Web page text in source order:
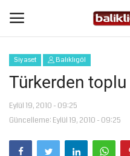
Giriş Yap
Anasayfa
Köşe Yazıları
Siyaset Balıklıgöl
Türkerden
Eylül 19, 2010 - 09:25
Güncelleme: Eylül 19, 2010 - 09:25